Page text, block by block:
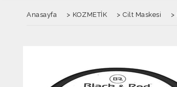
Anasayfa > KOZMETİK > Cilt Maskesi >